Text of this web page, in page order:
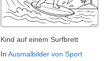
Kind auf einem Surfbrett
In Ausmalbilder von Sport